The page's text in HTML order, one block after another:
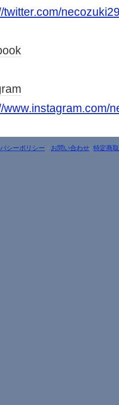
twitter.com/
www.instagram.com/
シーポリシー - お問い合わせ- 特定商